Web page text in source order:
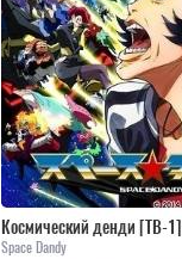
Космический денди [ТВ-1]
Space Dandy